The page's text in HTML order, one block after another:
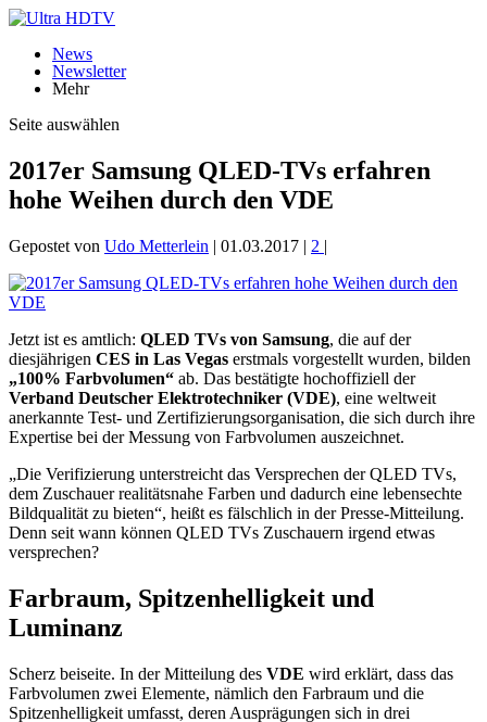
News
Newsletter
Mehr
Seite auswählen
2017er Samsung QLED-TVs erfahren
hohe Weihen durch den VDE
Gepostet von Udo Metterlein | 01.03.2017 | 2 |
Jetzt ist es amtlich: QLED TVs von Samsung, die auf der
diesjährigen CES in Las Vegas erstmals vorgestellt wurden, bilden
„100% Farbvolumen“ ab. Das bestätigte hochoffiziell der
Verband Deutscher Elektrotechniker (VDE), eine weltweit
anerkannte Test- und Zertifizierungsorganisation, die sich durch ihre
Expertise bei der Messung von Farbvolumen auszeichnet.
„Die Verifizierung unterstreicht das Versprechen der QLED TVs,
dem Zuschauer realitätsnahe Farben und dadurch eine lebensechte
Bildqualität zu bieten“, heißt es fälschlich in der Presse-Mitteilung.
Denn seit wann können QLED TVs Zuschauern irgend etwas
versprechen?
Farbraum, Spitzenhelligkeit und
Luminanz
Scherz beiseite. In der Mitteilung des VDE wird erklärt, dass das
Farbvolumen zwei Elemente, nämlich den Farbraum und die
Spitzenhelligkeit umfasst, deren Ausprägungen sich in drei